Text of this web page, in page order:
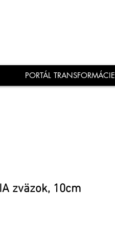
PORTÁL TRANSFORMÁCIE
zväzok, 10cm